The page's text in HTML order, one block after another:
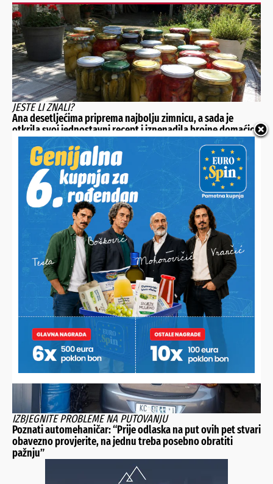
JESTE LI ZNALI?
Ana desetljećima priprema najbolju zimnicu, a sada je
otkrila svoj jednostavni recept i iznenadila brojne domaćice
NOVO OMILJENO OKUPLJALIŠTE
Ispod dravskog mosta kupa ih se i roštilja preko 100, a za
sve one koji ljetuju na Jadranu imaju samo jednu kratku
IZBJEGNITE PROBLEME NA PUTOVANJU
Poznati automehaničar: “Prije odlaska na put ovih pet stvari
obavezno provjerite, na jednu treba posebno obratiti
pažnju”